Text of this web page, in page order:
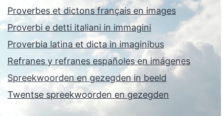
Proverbes et dictons français en images
Proverbi e detti italiani in immagini
Proverbia latina et dicta in imaginibus
Refranes y refranes españoles en imágenes
Spreekwoorden en gezegden in beeld
Twentse spreekwoorden en gezegden